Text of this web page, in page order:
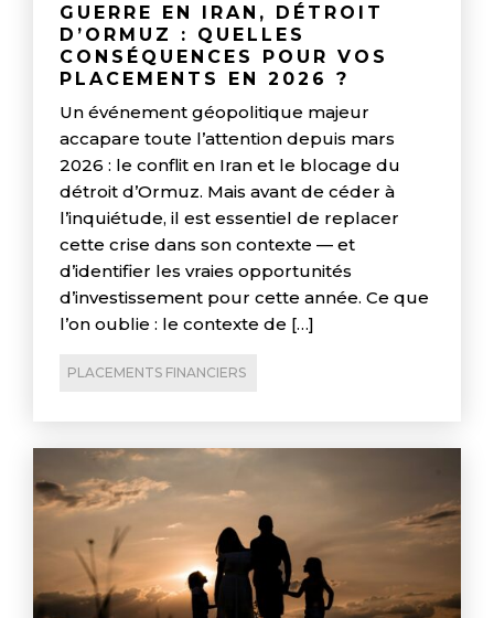
GUERRE EN IRAN, DÉTROIT
D’ORMUZ : QUELLES
CONSÉQUENCES POUR VOS
PLACEMENTS EN 2026 ?
Un événement géopolitique majeur
accapare toute l’attention depuis mars
2026 : le conflit en Iran et le blocage du
détroit d’Ormuz. Mais avant de céder à
l’inquiétude, il est essentiel de replacer
cette crise dans son contexte — et
d’identifier les vraies opportunités
d’investissement pour cette année. Ce que
l’on oublie : le contexte de […]
PLACEMENTS FINANCIERS